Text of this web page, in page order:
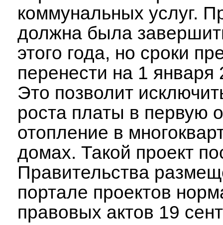
коммунальных услуг.
должна была
этого года, но сроки
перенести на 1 января
Это позволит
роста платы в первую
отопление в
домах. Такой проект
Правительства
портале проектов
правовых актов 19